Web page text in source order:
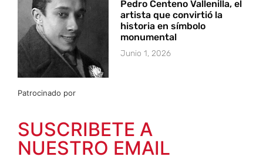
Pedro Centeno Vallenilla, el
artista que convirtió la
historia en símbolo
monumental
Junio 1, 2026
Patrocinado por
SUSCRIBETE A
NUESTRO EMAIL